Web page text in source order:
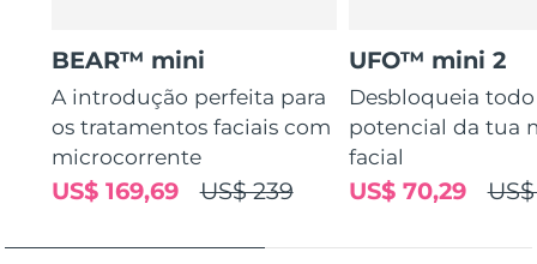
BEAR™ mini
A introdução perfeita para
os tratamentos faciais com
microcorrente
US$ 239
US$ 169,69
UFO™ mini 2
Desbloqueia
potencial da tua
facial
US$ 70,29